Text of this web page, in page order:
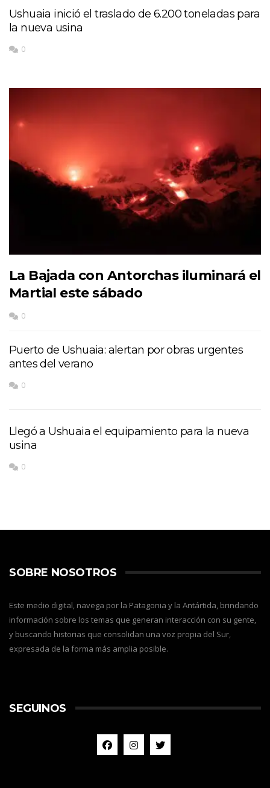
Ushuaia inició el traslado de 6.200 toneladas para
la nueva usina
0
La Bajada con Antorchas iluminará el
Martial este sábado
0
Puerto de Ushuaia: alertan por obras urgentes
antes del verano
0
Llegó a Ushuaia el equipamiento para la nueva
usina
0
SOBRE NOSOTROS
Este medio digital, navega por la Patagonia y la Antártida, brindando
información sobre los temas que generan interacción con su gente,
y buscando historias que consolidan una voz propia del Sur,
expresada de la forma más amplia posible.
SEGUINOS